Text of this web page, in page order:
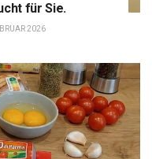
für Sie.
2026